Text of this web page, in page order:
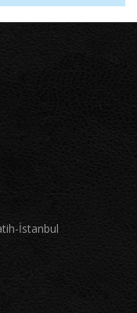
İstanbul